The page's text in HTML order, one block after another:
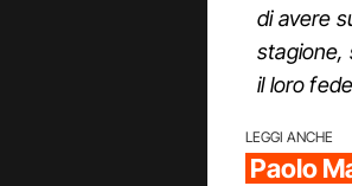
di avere
stagione,
il loro
LEGGI ANCHE
Paolo